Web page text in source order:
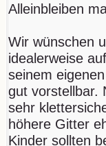
Alleinbleiben
Wir wünschen
idealerweise
seinem
gut vorstellbar.
sehr
höhere Gitter
Kinder sollten